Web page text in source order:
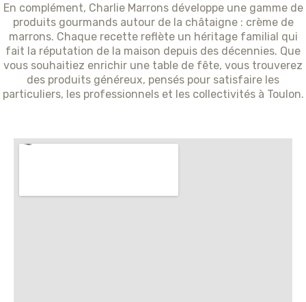
En complément, Charlie Marrons développe une gamme de
produits gourmands autour de la châtaigne : crème de
marrons. Chaque recette reflète un héritage familial qui
fait la réputation de la maison depuis des décennies. Que
vous souhaitiez enrichir une table de fête, vous trouverez
des produits généreux, pensés pour satisfaire les
particuliers, les professionnels et les collectivités à Toulon.